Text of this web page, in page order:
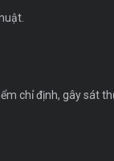
chỉ định, gây sát